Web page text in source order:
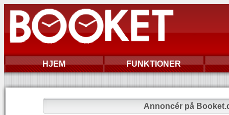
HJEM FUNKTIONER
Annoncér på